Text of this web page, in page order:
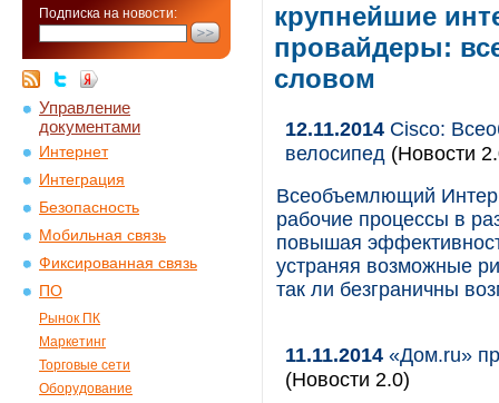
Подписка на новости:
Управление
документами
Интернет
Интеграция
Безопасность
Мобильная связь
Фиксированная связь
ПО
Рынок ПК
Маркетинг
Торговые сети
Оборудование
крупнейшие
провайдеры:
словом
12.11.2014 Cisco:
велосипед (Новости
Всеобъемлющий
рабочие процессы в
повышая
устраняя возможные
так ли безграничны
11.11.2014 «Дом.ru»
(Новости 2.0)